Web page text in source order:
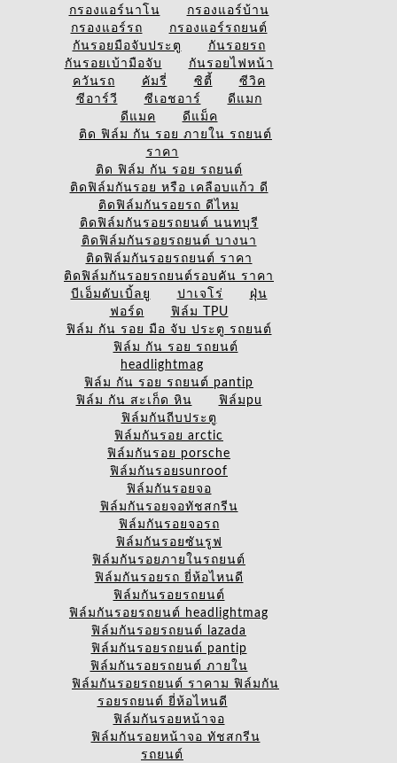
กรองแอร์นาโน
กรองแอร์บ้าน
กรองแอร์รถ
กรองแอร์รถยนต์
กันรอยมือจับประตู
กันรอยรถ
กันรอยเบ้ามือจับ
กันรอยไฟหน้า
ควันรถ
คัมรี่ ซิตี้
ซีวิค
ซีอาร์วี
ซีเอชอาร์
ดีแมก
ดีแมค
ดีแม็ค
ติด ฟิล์ม กัน รอย ภายใน รถยนต์
ราคา
ติด ฟิล์ม กัน รอย รถยนต์
ติดฟิล์มกันรอย หรือ เคลือบแก้ว ดี
ติดฟิล์มกันรอยรถ ดีไหม
ติดฟิล์มกันรอยรถยนต์ นนทบุรี
ติดฟิล์มกันรอยรถยนต์ บางนา
ติดฟิล์มกันรอยรถยนต์ ราคา
ติดฟิล์มกันรอยรถยนต์รอบคัน ราคา
บีเอ็มดับเบิ้ลยู
ปาเจโร่
ฝุ่น
ฟอร์ด
ฟิล์ม TPU
ฟิล์ม กัน รอย มือ จับ ประตู รถยนต์
ฟิล์ม กัน รอย รถยนต์
headlightmag
ฟิล์ม กัน รอย รถยนต์ pantip
ฟิล์ม กัน สะเก็ด หิน
ฟิล์มpu
ฟิล์มกันถีบประตู
ฟิล์มกันรอย arctic
ฟิล์มกันรอย porsche
ฟิล์มกันรอยsunroof
ฟิล์มกันรอยจอ
ฟิล์มกันรอยจอทัชสกรีน
ฟิล์มกันรอยจอรถ
ฟิล์มกันรอยซันรูฟ
ฟิล์มกันรอยภายในรถยนต์
ฟิล์มกันรอยรถ ยี่ห้อไหนดี
ฟิล์มกันรอยรถยนต์
ฟิล์มกันรอยรถยนต์ headlightmag
ฟิล์มกันรอยรถยนต์ lazada
ฟิล์มกันรอยรถยนต์ pantip
ฟิล์มกันรอยรถยนต์ ภายใน
ฟิล์มกันรอยรถยนต์ ราคาม ฟิล์มกัน
รอยรถยนต์ ยี่ห้อไหนดี
ฟิล์มกันรอยหน้าจอ
ฟิล์มกันรอยหน้าจอ ทัชสกรีน
รถยนต์